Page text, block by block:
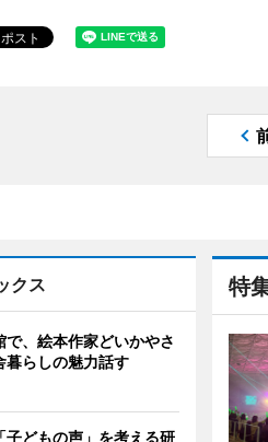
特
クス
で、絵本作家どいかやさ
らしの魅力話す
子どもの声」を考える研